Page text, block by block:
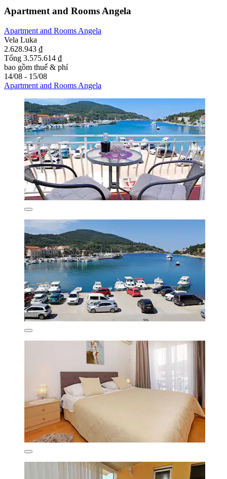
Apartment and Rooms Angela
Apartment and Rooms Angela
Vela Luka
2.628.943 ₫
Tổng 3.575.614 ₫
bao gồm thuế & phí
14/08 - 15/08
Apartment and Rooms Angela